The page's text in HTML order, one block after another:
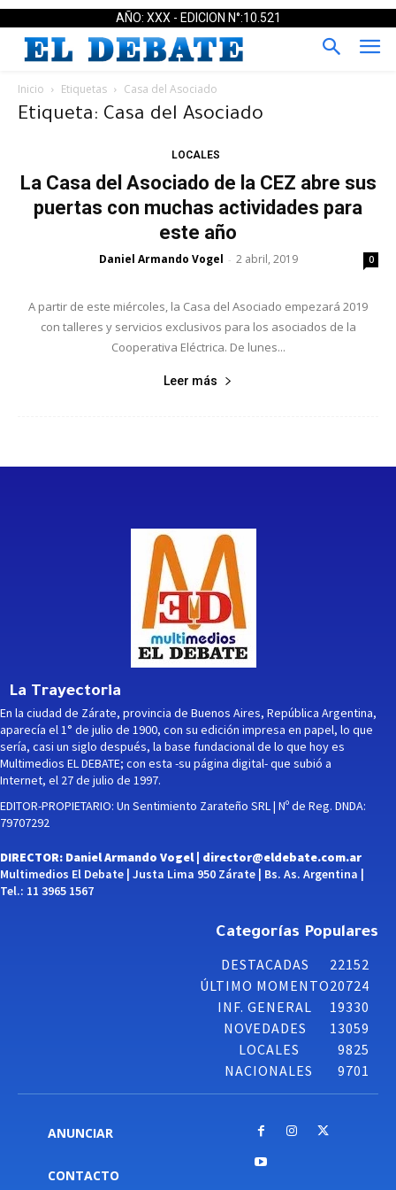
AÑO: XXX - EDICION N°:10.521
Inicio Etiquetas Casa del Asociado
Etiqueta: Casa del Asociado
LOCALES
La Casa del Asociado de la CEZ abre sus
puertas con muchas actividades para
este año
Daniel Armando Vogel - 2 abril, 2019 0
A partir de este miércoles, la Casa del Asociado empezará 2019
con talleres y servicios exclusivos para los asociados de la
Cooperativa Eléctrica. De lunes...
Leer más
La Trayectoria
En la ciudad de Zárate, provincia de Buenos Aires, República Argentina,
aparecía el 1° de julio de 1900, con su edición impresa en papel, lo que
sería, casi un siglo después, la base fundacional de lo que hoy es
Multimedios EL DEBATE; con esta -su página digital- que subió a
Internet, el 27 de julio de 1997.
EDITOR-PROPIETARIO: Un Sentimiento Zarateño SRL | Nº de Reg. DNDA:
79707292
DIRECTOR: Daniel Armando Vogel | director@eldebate.com.ar
Multimedios El Debate | Justa Lima 950 Zárate | Bs. As. Argentina |
Tel.: 11 3965 1567
Categorías Populares
DESTACADAS
22152
ÚLTIMO MOMENTO20724
INF. GENERAL
19330
NOVEDADES
13059
LOCALES
9825
NACIONALES
9701
ANUNCIAR
CONTACTO